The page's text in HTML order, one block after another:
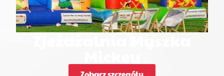
Zjeżdżalnia Myszka
Zobacz szczegóły